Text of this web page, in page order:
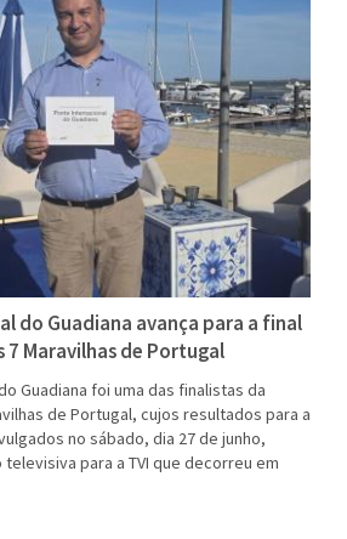
do Guadiana avança para a final
7 Maravilhas de Portugal
Guadiana foi uma das finalistas da
de Portugal, cujos resultados para a
no sábado, dia 27 de junho,
para a TVI que decorreu em